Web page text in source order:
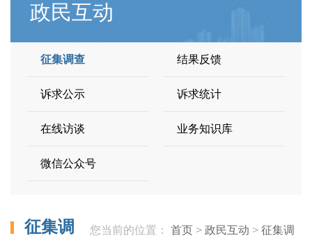
政民互动
征集调查 结果反馈
诉求公示 诉求统计
在线访谈 业务知识库
微信公众号
征集调
您当前的位置：首页 >政民互动 >征集调